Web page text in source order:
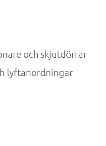
och skjutdörrar
lyftanordningar